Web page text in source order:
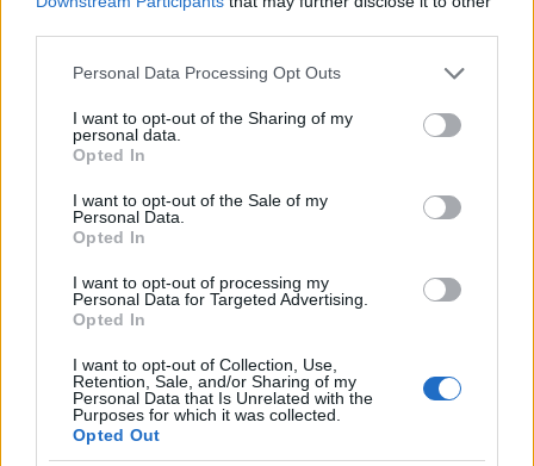
Please note that this website/app uses one or more Google
not limited to your visit or usage behaviour. You may click to
grant or deny consent to Google and its third-party tags to
use your data for below specified purposes in below Google
consent section.
Personal Data Processing Opt Outs
I want to opt-out of the Sharing of my
personal data.
Opted In
I want to opt-out of the Sale of my
Personal Data.
Opted In
I want to opt-out of processing my
Personal Data for Targeted Advertising.
Opted In
I want to opt-out of Collection, Use,
Retention, Sale, and/or Sharing of my
Personal Data that Is Unrelated with the
Purposes for which it was collected.
Opted Out
Mostre a Parigi estate 2026: cosa vedere nei musei e
Beatrice Bonaventura · 9 Ago 2026
LIFESTYLE